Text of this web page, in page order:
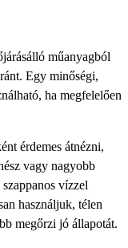
műanyagból
Egy minőségi,
ha megfelelően
érdemes átnézni,
vagy nagyobb
vízzel
használjuk, télen
megőrzi jó állapotát.